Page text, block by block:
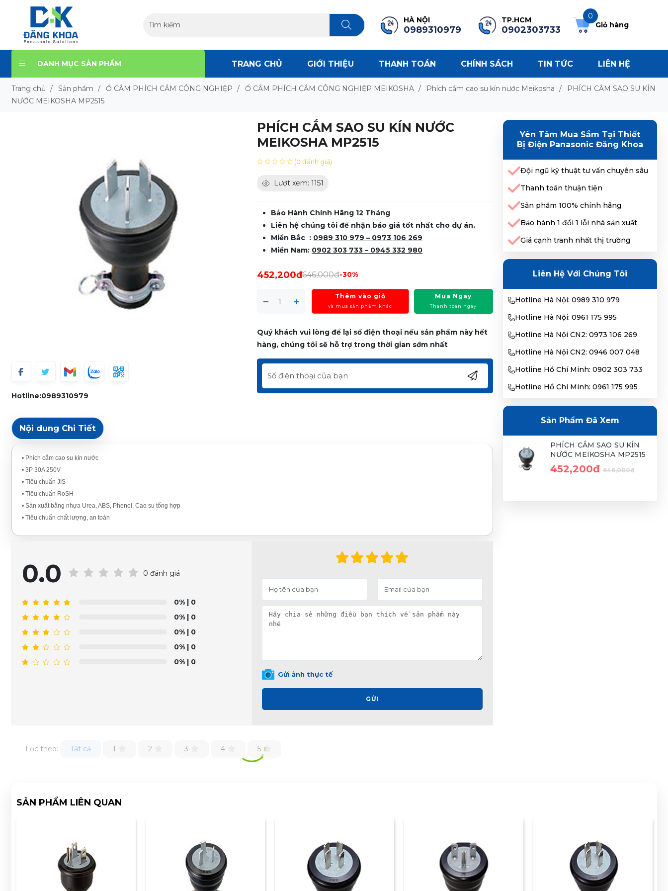
HÀ NỘI
0989310979
TP.HCM
0902303733
0
Giỏ hàng
DANH MỤC SẢN PHẨM TRANG CHỦ GIỚI THIỆU THANH TOÁN CHÍNH SÁCH TIN TỨC LIÊN HỆ
Trang chủ / Sản phẩm / Ổ CẮM PHÍCH CẮM CÔNG NGHIỆP / Ổ CẮM PHÍCH CẮM CÔNG NGHIỆP MEIKOSHA / Phích cắm cao su kín nước Meikosha /
PHÍCH CẮM SAO SU KÍN
NƯỚC MEIKOSHA MP2515
Hotline:0989310979
PHÍCH CẮM SAO SU KÍN NƯỚC
MEIKOSHA MP2515
(0 đánh giá)
Lượt xem: 1151
Bảo Hành Chính Hãng 12 Tháng
Liên hệ chúng tôi để nhận báo giá tốt nhất cho dự án.
Miền Bắc : 0989 310 979 – 0973 106 269
Miền Nam: 0902 303 733 – 0945 332 980
452,200đ646,000đ-30%
Thêm vào giỏ
và mua sản phẩm khác
Mua Ngay
Thanh toán ngay
Quý khách vui lòng để lại số điện thoại nếu sản phẩm này hết
hàng, chúng tôi sẽ hỗ trợ trong thời gian sớm nhất
Nội dung Chi Tiết
• Phích cắm cao su kín nước
• 3P 30A 250V
• Tiêu chuẩn JIS
• Tiêu chuẩn RoSH
• Sản xuất bằng nhựa Urea, ABS, Phenol, Cao su tổng hợp
• Tiêu chuẩn chất lượng, an toàn
0.0 0 đánh giá
0%| 0
0%| 0
0%| 0
0%| 0
0%| 0
Gửi ảnh thực tế
GỬI
Lọc theo: Tất cả 1 2 3 4 5
Yên Tâm Mua Sắm Tại Thiết
Bị Điện Panasonic Đăng Khoa
Đội ngũ kỹ thuật tư vấn chuyên sâu
Thanh toán thuận tiện
Sản phẩm 100% chính hãng
Bảo hành 1 đổi 1 lỗi nhà sản xuất
Giá cạnh tranh nhất thị trường
Liên Hệ Với Chúng Tôi
Hotline Hà Nội: 0989 310 979
Hotline Hà Nội: 0961 175 995
Hotline Hà Nội CN2: 0973 106 269
Hotline Hà Nội CN2: 0946 007 048
Hotline Hồ Chí Minh: 0902 303 733
Hotline Hồ Chí Minh: 0961 175 995
Sản Phẩm Đã Xem
PHÍCH CẮM SAO SU KÍN
NƯỚC MEIKOSHA MP2515
452,200đ 646,000đ
SẢN PHẨM LIÊN QUAN